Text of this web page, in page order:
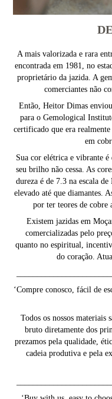
A mais valorizada e rara
encontrada em 1981, no
proprietário da jazida. A
comerciantes não
Então, Heitor Dimas
para o Gemological
certificado que era
em
Sua cor elétrica e vibrante
seu brilho não cessa. As
dureza é de 7.3 na escala
elevado até que diamantes.
por ter teores de cobre
Existem jazidas em
comercializadas pelo
quanto no espiritual,
do coração.
‘Compre conosco, fácil de
Todos os nossos materiais
bruto diretamente dos
prezamos pela qualidade,
cadeia produtiva e pela